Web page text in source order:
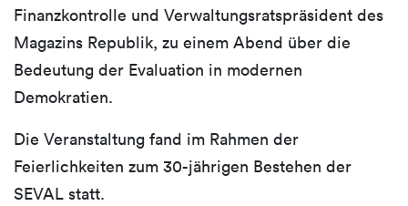
Finanzkontrolle und Verwaltungsratspräsident des
Magazins Republik, zu einem Abend über die
Bedeutung der Evaluation in modernen
Demokratien.
Die Veranstaltung fand im Rahmen der
Feierlichkeiten zum 30-jährigen Bestehen der
SEVAL statt.